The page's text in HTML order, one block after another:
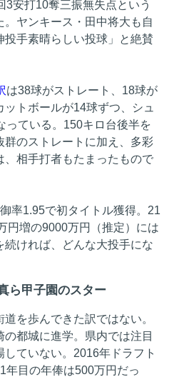
安打10奪三振無失点という
ヤンキース・田中将大も自
手素晴らしい投球」と絶賛
は38球がストレート、18球が
トボールが14球ずつ、シュ
っている。150キロ台後半を
のストレートに加え、多彩
相手打者もたまったもので
率1.95で初タイトル獲得。21
円増の9000万円（推定）には
ければ、どんな大投手にな
ら甲子園のスター
を歩んできた訳ではない。
都城に進学。県内では注目
ていない。2016年ドラフト
年目の年俸は500万円だっ